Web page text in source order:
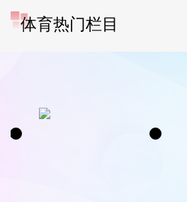
体育热门栏目